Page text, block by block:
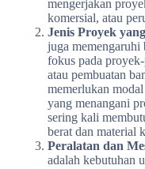
mengerjakan
komersial, atau
Jenis Proyek
juga memengaruhi
fokus pada
atau pembuatan
memerlukan
yang menangani
sering kali
berat dan material
Peralatan dan
adalah kebutuhan